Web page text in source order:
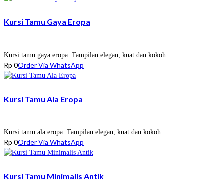
Kursi Tamu Gaya Eropa
Kursi tamu gaya eropa. Tampilan elegan, kuat dan kokoh.
Rp 0Order Via WhatsApp
Kursi Tamu Ala Eropa
Kursi tamu ala eropa. Tampilan elegan, kuat dan kokoh.
Rp 0Order Via WhatsApp
Kursi Tamu Minimalis Antik